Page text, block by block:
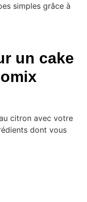
simples grâce à
un cake
citron avec votre
dont vous